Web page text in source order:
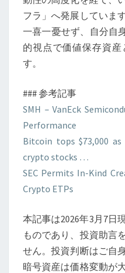
フラ」へ発展していま
一喜一憂せず、自分自
的視点で価値保存資
す。
### 参考記事
SMH – VanEck
Performance
Bitcoin tops $73,000
crypto stocks …
SEC Permits In-Kind
Crypto ETPs
本記事は2026年3月7日
ものであり、投資助言
せん。投資判断はご自
暗号資産は価格変動が